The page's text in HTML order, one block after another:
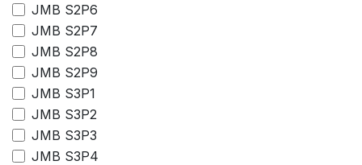
JMB S2P6
JMB S2P7
JMB S2P8
JMB S2P9
JMB S3P1
JMB S3P2
JMB S3P3
JMB S3P4